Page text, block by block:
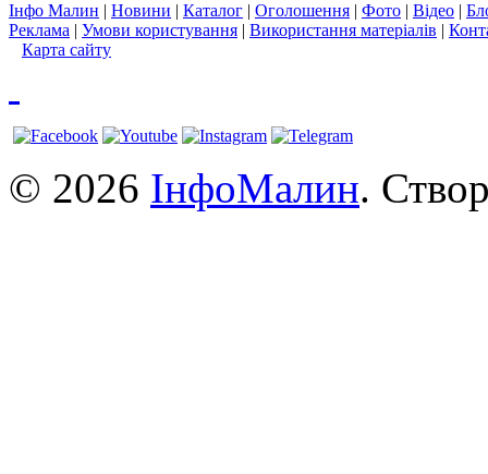
Інфо Малин | Новини | Каталог | Оголошення | Фото | Відео |
Реклама | Умови користування | Використання матеріалів |
Карта сайту
© 2026 ІнфоМалин.